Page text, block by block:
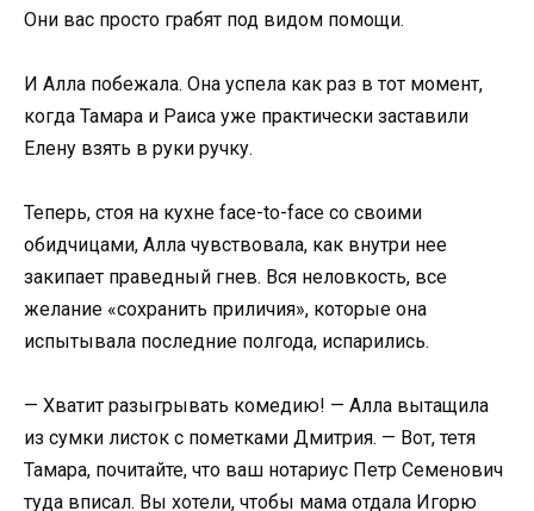
Они вас просто грабят под видом помощи.
И Алла побежала. Она успела как раз в тот момент,
когда Тамара и Раиса уже практически заставили
Елену взять в руки ручку.
Теперь, стоя на кухне face-to-face со своими
обидчицами, Алла чувствовала, как внутри нее
закипает праведный гнев. Вся неловкость, все
желание «сохранить приличия», которые она
испытывала последние полгода, испарились.
— Хватит разыгрывать комедию! — Алла вытащила
из сумки листок с пометками Дмитрия. — Вот, тетя
Тамара, почитайте, что ваш нотариус Петр Семенович
туда вписал. Вы хотели, чтобы мама отдала Игорю